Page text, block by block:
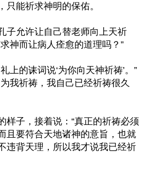
只能祈求神明的保佑。
子允许让自己替老师向上天祈
神而让病人痊愈的道理吗？”
上的诔词说‘为你向天神祈祷’。”
我祈祷，我自己已经祈祷很久
样子，接着说：“真正的祈祷必须
且要符合天地诸神的意旨，也就
违背天理，所以我才说我已经祈